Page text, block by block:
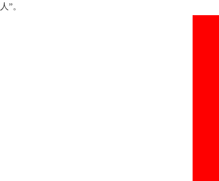
人”。